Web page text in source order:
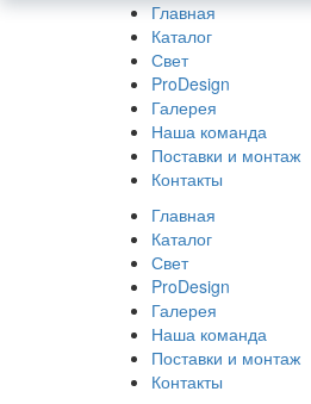
Главная
Каталог
Свет
ProDesign
Галерея
Наша команда
Поставки и монтаж
Контакты
Главная
Каталог
Свет
ProDesign
Галерея
Наша команда
Поставки и монтаж
Контакты